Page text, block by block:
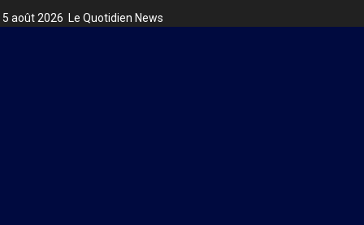
5 août 2026 Le Quotidien News